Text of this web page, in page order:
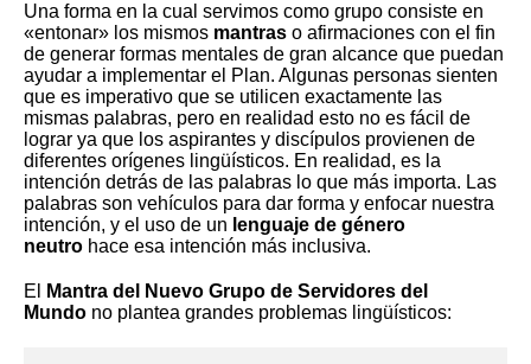
Una forma en la cual servimos como grupo consiste en
«entonar» los mismos mantras o afirmaciones con el fin
de generar formas mentales de gran alcance que puedan
ayudar a implementar el Plan. Algunas personas sienten
que es imperativo que se utilicen exactamente las
mismas palabras, pero en realidad esto no es fácil de
lograr ya que los aspirantes y discípulos provienen de
diferentes orígenes lingüísticos. En realidad, es la
intención detrás de las palabras lo que más importa. Las
palabras son vehículos para dar forma y enfocar nuestra
intención, y el uso de un lenguaje de género
neutro hace esa intención más inclusiva.
El
Mantra del Nuevo Grupo de Servidores del
Mundo no plantea grandes problemas lingüísticos: